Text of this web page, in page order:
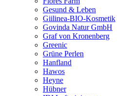
Gesund & Leben
Giilinea-BIO-Kosmetik
Govinda Natur GmbH
Graf von Kronenberg
Greenic
Grüne Perlen
Hanfland
Hawos
Heyne
Hübner